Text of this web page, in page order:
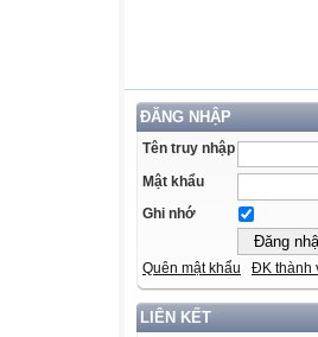
ĐĂNG NHẬP
Tên truy nhập
Mật khẩu
Ghi nhớ
Quên mật khẩu ĐK thành
LIÊN KẾT